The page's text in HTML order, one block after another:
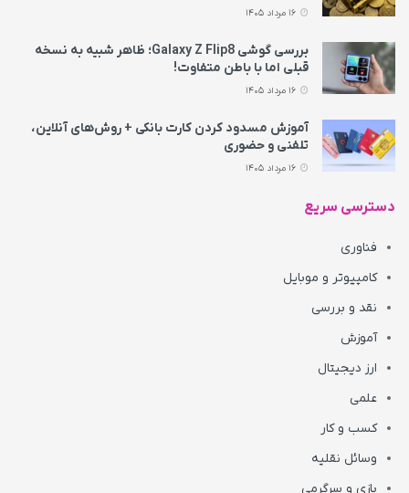
بررسی گوشی Galaxy Z Flip8؛ ظاهر شبیه به نسخه
قبلی اما با باطن متفاوت!
آموزش مسدود کردن کارت بانکی + روش‌های آنلاین،
تلفنی و حضوری
دسترسی سریع
فناوری
کامپیوتر و موبایل
نقد و بررسی
آموزش
ارز دیجیتال
علمی
کسب و کار
وسائل نقلیه
بازی و سرگرمی